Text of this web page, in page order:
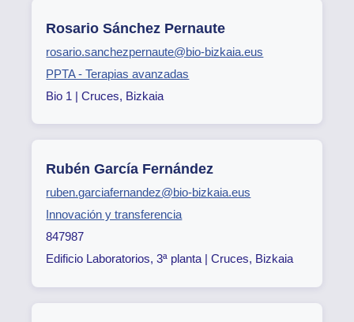
Rosario Sánchez Pernaute
rosario.sanchezpernaute@bio-bizkaia.eus
PPTA - Terapias avanzadas
Bio 1 | Cruces, Bizkaia
Rubén García Fernández
ruben.garciafernandez@bio-bizkaia.eus
Innovación y transferencia
847987
Edificio Laboratorios, 3ª planta | Cruces, Bizkaia